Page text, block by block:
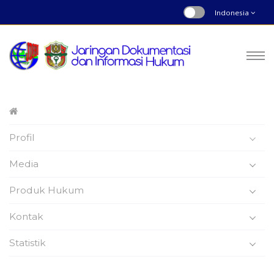
Indonesia
Profil
Media
Produk Hukum
Kontak
Statistik
Nomor : 66 | Tahun 2019